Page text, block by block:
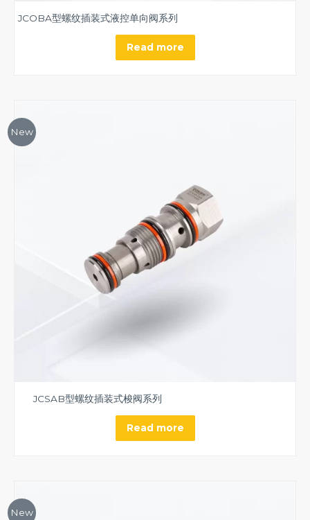
JCOBA型螺纹插装式液控单向阀系列
Read more
New
JCSAB型螺纹插装式梭阀系列
Read more
New